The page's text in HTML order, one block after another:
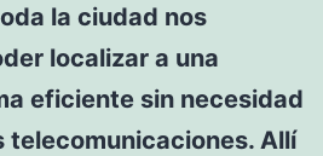
la ciudad nos
localizar a una
eficiente sin necesidad
telecomunicaciones. Allí